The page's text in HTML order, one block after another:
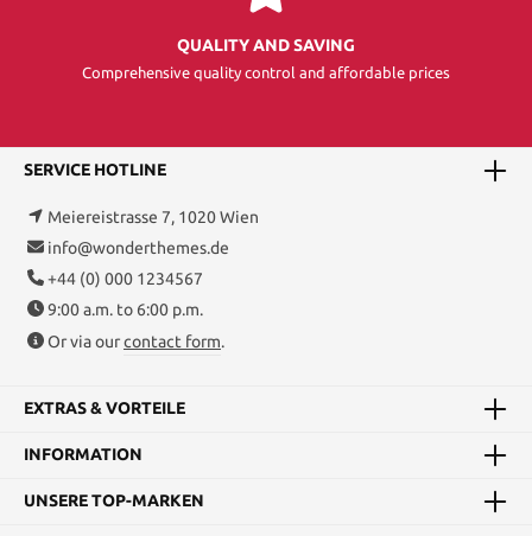
QUALITY AND SAVING
Comprehensive quality control and affordable prices
SERVICE HOTLINE
Meiereistrasse 7, 1020 Wien
info@wonderthemes.de
+44 (0) 000 1234567
9:00 a.m. to 6:00 p.m.
Or via ourcontact form.
EXTRAS & VORTEILE
INFORMATION
UNSERE TOP-MARKEN